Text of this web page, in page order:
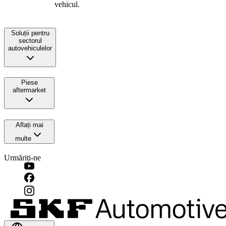
vehicul.
Soluții pentru
sectorul
autovehiculelor
Piese
aftermarket
Aflați mai
multe
Urmăriți-ne